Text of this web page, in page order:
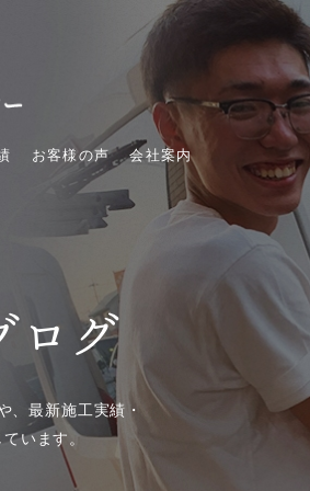
お客様の声 会社案内
ログ
、最新施工実績・
ています。